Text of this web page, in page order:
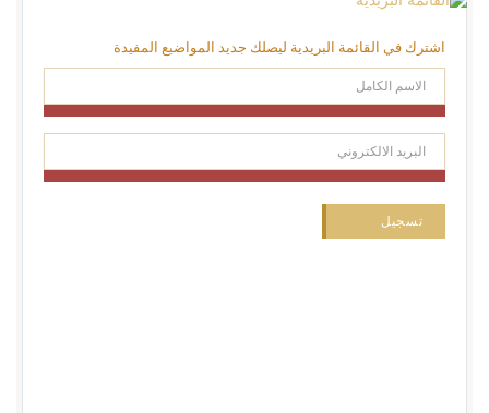
اشترك في القائمة البريدية ليصلك جديد المواضيع المفيدة